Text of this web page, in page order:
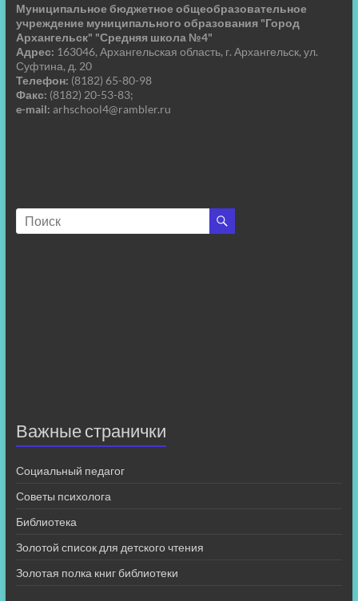
Муниципальное бюджетное общеобразовательное
учреждение муниципального образования "Город
Архангельск" "Средняя школа №4"
Адрес: 163046, Архангельская область, г. Архангельск, ул.
Суфтина, д. 20
Телефон: (8182) 65-80-98
Факс: (8182) 20-53-83;
e-mail: arhschool4@rambler.ru
Важные странички
Социальный педагог
Советы психолога
Библиотека
Золотой список для детского чтения
Золотая полка книг библиотеки